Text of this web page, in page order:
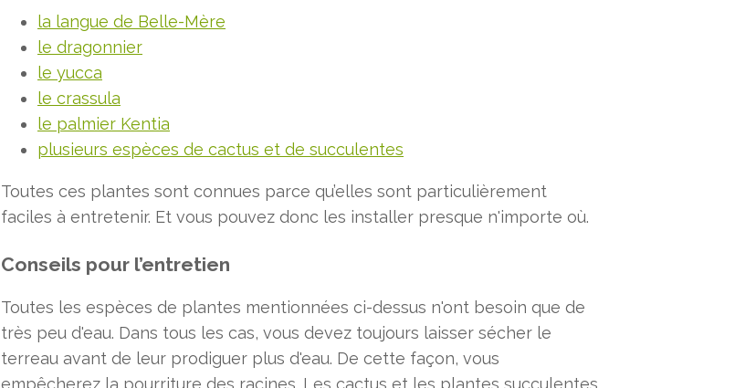
la langue de Belle-Mère
le dragonnier
le yucca
le crassula
le palmier Kentia
plusieurs espèces de cactus et de succulentes
Toutes ces plantes sont connues parce qu’elles sont particulièrement
faciles à entretenir. Et vous pouvez donc les installer presque n'importe où.
Conseils pour l’entretien
Toutes les espèces de plantes mentionnées ci-dessus n'ont besoin que de
très peu d'eau. Dans tous les cas, vous devez toujours laisser sécher le
terreau avant de leur prodiguer plus d'eau. De cette façon, vous
empêcherez la pourriture des racines. Les cactus et les plantes succulentes